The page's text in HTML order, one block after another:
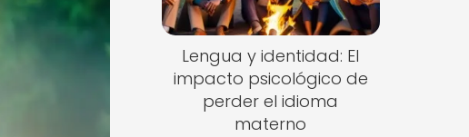
Lengua y identidad: El
impacto psicológico de
perder el idioma
materno